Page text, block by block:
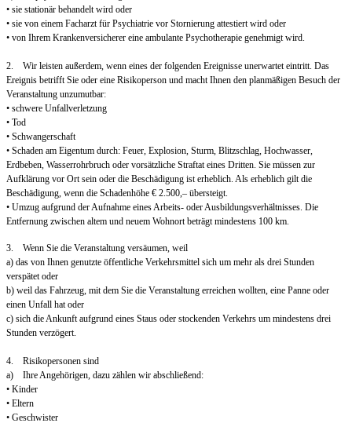
• sie stationär behandelt wird oder
• sie von einem Facharzt für Psychiatrie vor Stornierung attestiert wird oder
• von Ihrem Krankenversicherer eine ambulante Psychotherapie genehmigt wird.
2. Wir leisten außerdem, wenn eines der folgenden Ereignisse unerwartet eintritt. Das
Ereignis betrifft Sie oder eine Risikoperson und macht Ihnen den planmäßigen Besuch der
Veranstaltung unzumutbar:
• schwere Unfallverletzung
• Tod
• Schwangerschaft
• Schaden am Eigentum durch: Feuer, Explosion, Sturm, Blitzschlag, Hochwasser,
Erdbeben, Wasserrohrbruch oder vorsätzliche Straftat eines Dritten. Sie müssen zur
Aufklärung vor Ort sein oder die Beschädigung ist erheblich. Als erheblich gilt die
Beschädigung, wenn die Schadenhöhe € 2.500,– übersteigt.
• Umzug aufgrund der Aufnahme eines Arbeits- oder Ausbildungsverhältnisses. Die
Entfernung zwischen altem und neuem Wohnort beträgt mindestens 100 km.
3. Wenn Sie die Veranstaltung versäumen, weil
a) das von Ihnen genutzte öffentliche Verkehrsmittel sich um mehr als drei Stunden
verspätet oder
b) weil das Fahrzeug, mit dem Sie die Veranstaltung erreichen wollten, eine Panne oder
einen Unfall hat oder
c) sich die Ankunft aufgrund eines Staus oder stockenden Verkehrs um mindestens drei
Stunden verzögert.
4. Risikopersonen sind
a) Ihre Angehörigen, dazu zählen wir abschließend:
• Kinder
• Eltern
• Geschwister